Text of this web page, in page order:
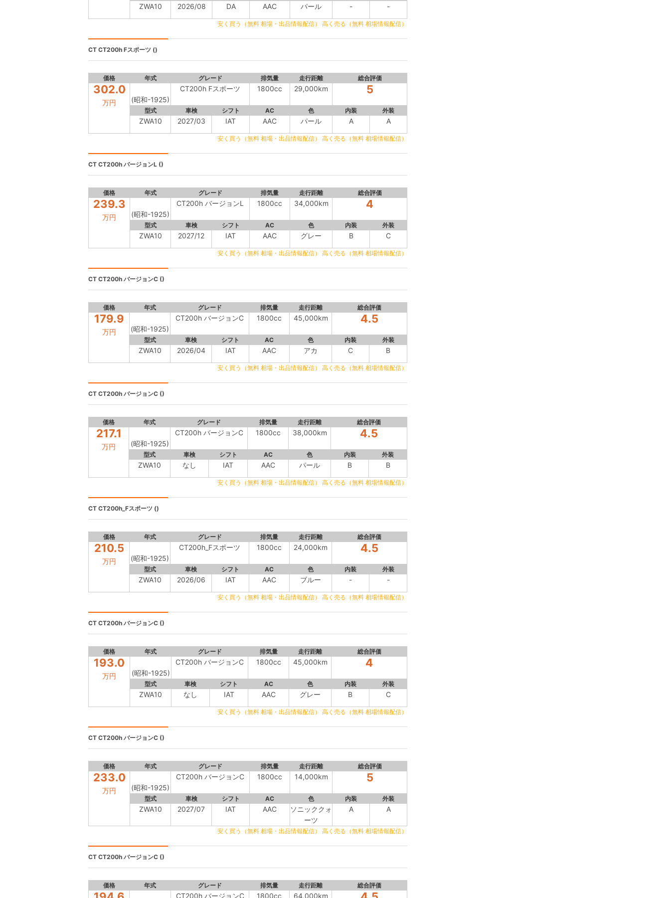
ZWA10 2026/08 DA AAC パール - -
安く買う（無料 相場・出品情報配信） 高く売る（無料 相場情報配信）
CT CT200h Fスポーツ ()
価格 年式 グレード 排気量 走行距離 総合評価
302.0
万円 (昭和-1925)
CT200h Fスポーツ 1800cc 29,000km 5
型式 車検 シフト AC 色 内装 外装
ZWA10 2027/03 IAT AAC パール A A
安く買う（無料 相場・出品情報配信） 高く売る（無料 相場情報配信）
CT CT200h バージョンL ()
価格 年式 グレード 排気量 走行距離 総合評価
239.3
万円 (昭和-1925)
CT200h バージョンL 1800cc 34,000km 4
型式 車検 シフト AC 色 内装 外装
ZWA10 2027/12 IAT AAC グレー B C
安く買う（無料 相場・出品情報配信） 高く売る（無料 相場情報配信）
CT CT200h バージョンC ()
価格 年式 グレード 排気量 走行距離 総合評価
179.9
万円 (昭和-1925)
CT200h バージョンC 1800cc 45,000km 4.5
型式 車検 シフト AC 色 内装 外装
ZWA10 2026/04 IAT AAC アカ C B
安く買う（無料 相場・出品情報配信） 高く売る（無料 相場情報配信）
CT CT200h バージョンC ()
価格 年式 グレード 排気量 走行距離 総合評価
217.1
万円 (昭和-1925)
CT200h バージョンC 1800cc 38,000km 4.5
型式 車検 シフト AC 色 内装 外装
ZWA10 なし IAT AAC パール B B
安く買う（無料 相場・出品情報配信） 高く売る（無料 相場情報配信）
CT CT200h_Fスポーツ ()
価格 年式 グレード 排気量 走行距離 総合評価
210.5
万円 (昭和-1925)
CT200h_Fスポーツ 1800cc 24,000km 4.5
型式 車検 シフト AC 色 内装 外装
ZWA10 2026/06 IAT AAC ブルー - -
安く買う（無料 相場・出品情報配信） 高く売る（無料 相場情報配信）
CT CT200h バージョンC ()
価格 年式 グレード 排気量 走行距離 総合評価
193.0
万円 (昭和-1925)
CT200h バージョンC 1800cc 45,000km 4
型式 車検 シフト AC 色 内装 外装
ZWA10 なし IAT AAC グレー B C
安く買う（無料 相場・出品情報配信） 高く売る（無料 相場情報配信）
CT CT200h バージョンC ()
価格 年式 グレード 排気量 走行距離 総合評価
233.0
万円 (昭和-1925)
CT200h バージョンC 1800cc 14,000km 5
型式 車検 シフト AC 色 内装 外装
ZWA10 2027/07 IAT AAC
ソニッククォ
ーツ
A A
安く買う（無料 相場・出品情報配信） 高く売る（無料 相場情報配信）
CT CT200h バージョンC ()
価格 年式 グレード 排気量 走行距離 総合評価
CT200h バージョンC 1800cc 64,000km